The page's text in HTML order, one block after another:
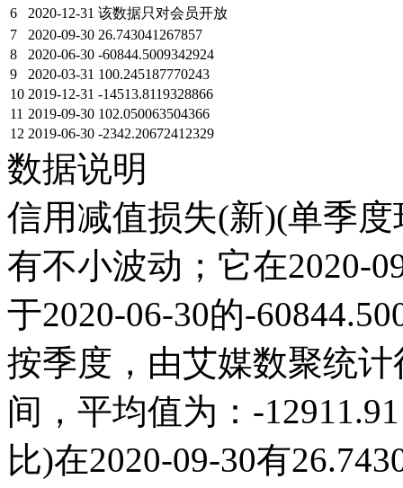
6
2020-12-31 该数据只对会员开放
7
2020-09-30 26.743041267857
8
2020-06-30 -60844.5009342924
9
2020-03-31 100.245187770243
10 2019-12-31 -14513.8119328866
11 2019-09-30 102.050063504366
12 2019-06-30 -2342.20672412329
数据说明
信用减值损失(新)(单季
有不小波动；它在2020-
于2020-06-30的-
按季度，由艾媒数聚统计
间，平均值为：-
比)在2020-09-30有